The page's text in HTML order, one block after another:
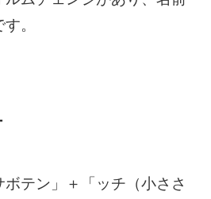
。
ボテン」＋「ッチ（小ささ